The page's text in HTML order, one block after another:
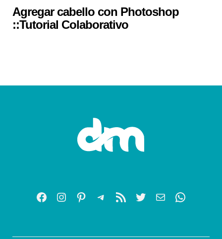
Agregar cabello con Photoshop
::Tutorial Colaborativo